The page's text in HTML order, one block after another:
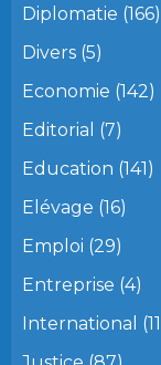
Diplomatie (166)
Divers (5)
Economie (142)
Editorial (7)
Education (141)
Elévage (16)
Emploi (29)
Entreprise (4)
International